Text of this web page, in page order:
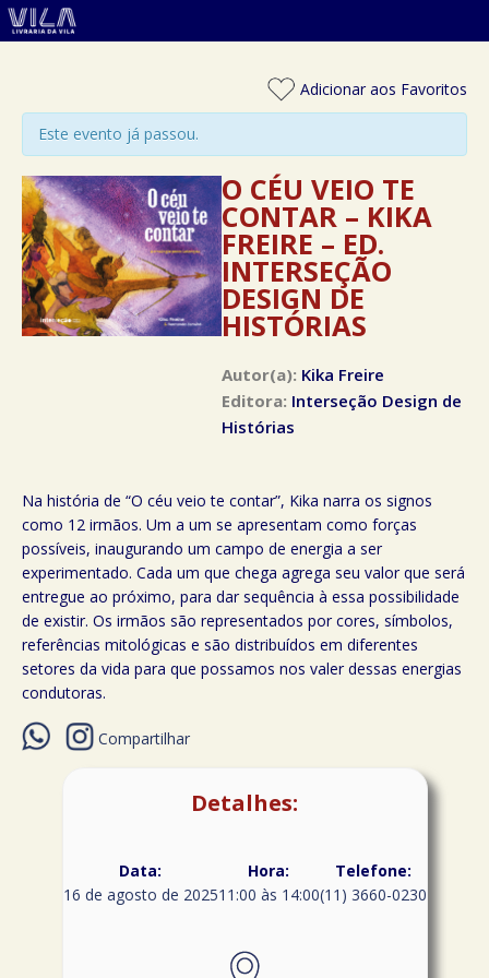
Adicionar aos Favoritos
Este evento já passou.
O CÉU VEIO TE
CONTAR – KIKA
FREIRE – ED.
INTERSEÇÃO
DESIGN DE
HISTÓRIAS
Autor(a): Kika Freire
Editora: Interseção Design de
Histórias
Na história de “O céu veio te contar”, Kika narra os signos
como 12 irmãos. Um a um se apresentam como forças
possíveis, inaugurando um campo de energia a ser
experimentado. Cada um que chega agrega seu valor que será
entregue ao próximo, para dar sequência à essa possibilidade
de existir. Os irmãos são representados por cores, símbolos,
referências mitológicas e são distribuídos em diferentes
setores da vida para que possamos nos valer dessas energias
condutoras.
Compartilhar
Detalhes:
Data:
16 de agosto de 2025
Hora:
11:00 às 14:00
Telefone:
(11) 3660-0230